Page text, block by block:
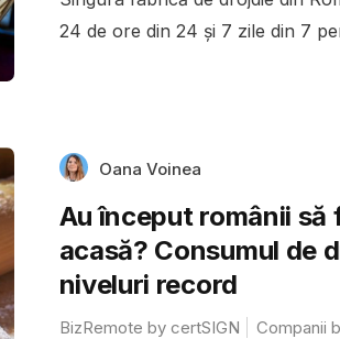
24 de ore din 24 și 7 zile din 7
Oana Voinea
Au început românii să
acasă? Consumul de
niveluri record
BizRemote by certSIGN
Companii